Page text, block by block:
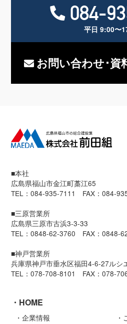
084-
平日 9:00〜
お問い合わせ･資
■本社
広島県福山市金江町藁江65
TEL：084-935-7111 FAX：084-
■三原営業所
広島県三原市古浜3-3-33
TEL：0848-62-3760 FAX：0848-
■神戸営業所
兵庫県神戸市垂水区福田4-6-27ルシ
TEL：078-708-8101 FAX：078-
HOME
企業情報